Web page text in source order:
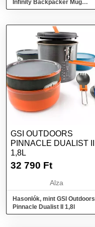
Infinity Backpacker Mug
550ml green
GSI OUTDOORS
PINNACLE DUALIST II
1,8L
32 790 Ft
Alza
Hasonlók, mint GSI Outdoors
Pinnacle Dualist II 1,8l